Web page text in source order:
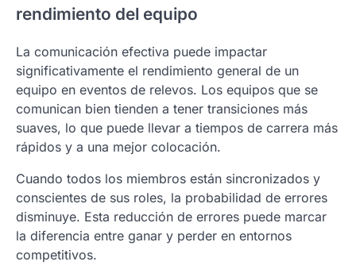
rendimiento del equipo
La comunicación efectiva puede impactar
significativamente el rendimiento general de un
equipo en eventos de relevos. Los equipos que se
comunican bien tienden a tener transiciones más
suaves, lo que puede llevar a tiempos de carrera más
rápidos y a una mejor colocación.
Cuando todos los miembros están sincronizados y
conscientes de sus roles, la probabilidad de errores
disminuye. Esta reducción de errores puede marcar
la diferencia entre ganar y perder en entornos
competitivos.